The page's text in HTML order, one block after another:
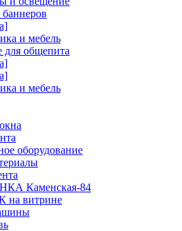
и мебель
для общепита
и мебель
оборудование
Каменская-84
на витрине